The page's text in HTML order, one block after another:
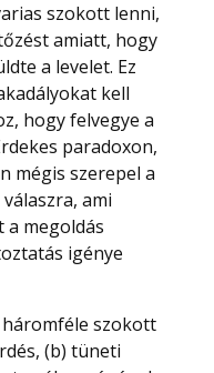
szokott lenni,
amiatt, hogy
a levelet. Ez
kell
hogy felvegye a
paradoxon,
mégis szerepel a
ami
a megoldás
igénye
szokott
(b) tüneti